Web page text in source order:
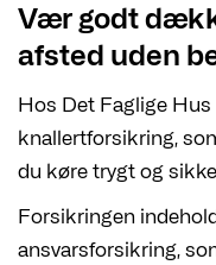
Vær godt
afsted uden
Hos Det Faglige
knallertforsikring,
du køre trygt og
Forsikringen
ansvarsforsikring,